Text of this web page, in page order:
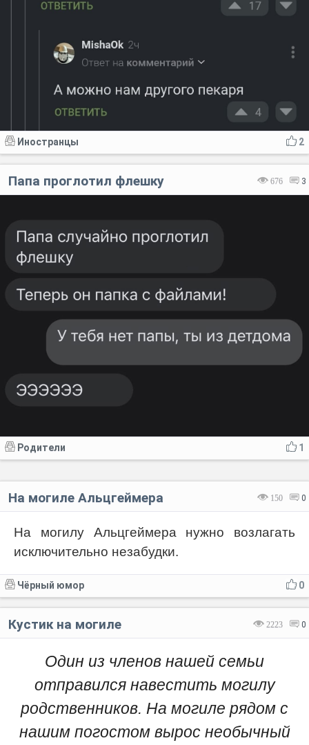
2
Иностранцы
676 3
Папа проглотил флешку
1
Родители
150 0
На могиле Альцгеймера
На могилу Альцгеймера нужно возлагать
исключительно незабудки.
0
Чёрный юмор
2223 0
Кустик на могиле
Один из членов нашей семьи
отправился навестить могилу
родственников. На могиле рядом с
нашим погостом вырос необычный